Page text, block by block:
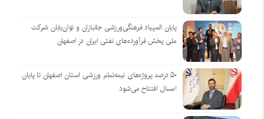
پایان المپیاد فرهنگی‌ورزشی جانبازان و توان‌یابان شرکت
ملی پخش فرآورده‌های نفتی ایران در اصفهان
۵۰ درصد پروژه‌های نیمه‌تمام ورزشی استان اصفهان تا پایان
امسال افتتاح می‌شود